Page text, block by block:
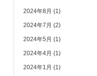
2024年8月 (1)
2024年7月 (2)
2024年5月 (1)
2024年4月 (1)
2024年1月 (1)